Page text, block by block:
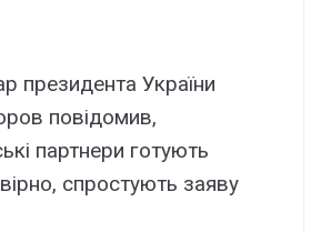
президента України
повідомив,
партнери готують
спростують заяву